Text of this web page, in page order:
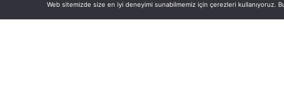
Web sitemizde size en iyi deneyimi sunabilmemiz için çerezleri kullanıyoruz.